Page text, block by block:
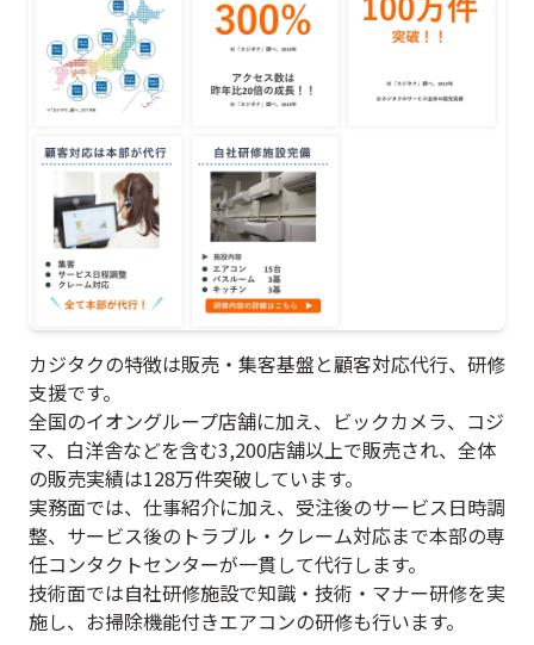
カジタクの特徴は販売・集客基盤と顧客対応代行、研修
支援です。
全国のイオングループ店舗に加え、ビックカメラ、コジ
マ、白洋舎などを含む3,200店舗以上で販売され、全体
の販売実績は128万件突破しています。
実務面では、仕事紹介に加え、受注後のサービス日時調
整、サービス後のトラブル・クレーム対応まで本部の専
任コンタクトセンターが一貫して代行します。
技術面では自社研修施設で知識・技術・マナー研修を実
施し、お掃除機能付きエアコンの研修も行います。